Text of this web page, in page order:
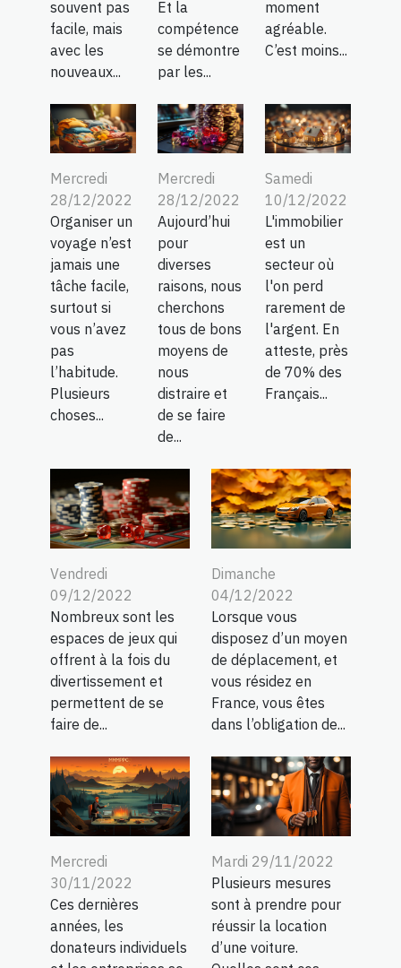
souvent pas
facile, mais
avec les
nouveaux...
Et la
compétence
se démontre
par les...
moment
agréable.
C’est moins...
Mercredi
28/12/2022
Organiser un
voyage n’est
jamais une
tâche facile,
surtout si
vous n’avez
pas
l’habitude.
Plusieurs
choses...
Mercredi
28/12/2022
Aujourd’hui
pour
diverses
raisons, nous
cherchons
tous de bons
moyens de
nous
distraire et
de se faire
de...
Samedi
10/12/2022
L'immobilier
est un
secteur où
l'on perd
rarement de
l'argent. En
atteste, près
de 70% des
Français...
Vendredi
09/12/2022
Nombreux sont les
espaces de jeux qui
offrent à la fois du
divertissement et
permettent de se
faire de...
Dimanche
04/12/2022
Lorsque vous
disposez d’un moyen
de déplacement, et
vous résidez en
France, vous êtes
dans l’obligation de...
Mercredi
30/11/2022
Ces dernières
années, les
donateurs individuels
Mardi 29/11/2022
Plusieurs mesures
sont à prendre pour
réussir la location
d’une voiture.